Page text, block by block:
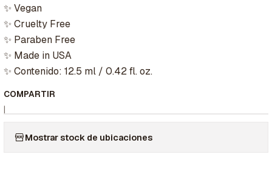
✨ Vegan
✨ Cruelty Free
✨ Paraben Free
✨ Made in USA
✨ Contenido: 12.5 ml / 0.42 fl. oz.
COMPARTIR
|
Mostrar stock de ubicaciones